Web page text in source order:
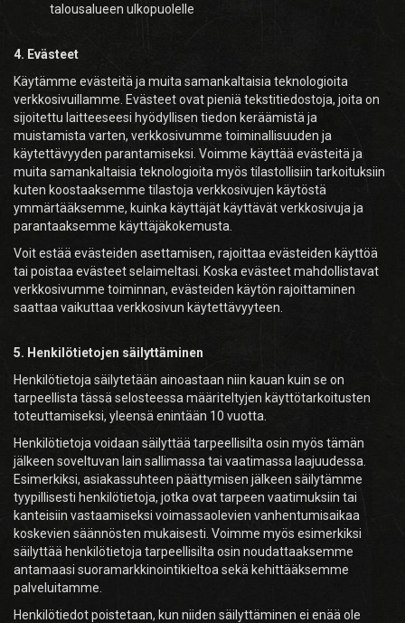
talousalueen ulkopuolelle
4. Evästeet
Käytämme evästeitä ja muita samankaltaisia teknologioita
verkkosivuillamme. Evästeet ovat pieniä tekstitiedostoja, joita on
sijoitettu laitteeseesi hyödyllisen tiedon keräämistä ja
muistamista varten, verkkosivumme toiminallisuuden ja
käytettävyyden parantamiseksi. Voimme käyttää evästeitä ja
muita samankaltaisia teknologioita myös tilastollisiin tarkoituksiin
kuten koostaaksemme tilastoja verkkosivujen käytöstä
ymmärtääksemme, kuinka käyttäjät käyttävät verkkosivuja ja
parantaaksemme käyttäjäkokemusta.
Voit estää evästeiden asettamisen, rajoittaa evästeiden käyttöä
tai poistaa evästeet selaimeltasi. Koska evästeet mahdollistavat
verkkosivumme toiminnan, evästeiden käytön rajoittaminen
saattaa vaikuttaa verkkosivun käytettävyyteen.
5. Henkilötietojen säilyttäminen
Henkilötietoja säilytetään ainoastaan niin kauan kuin se on
tarpeellista tässä selosteessa määriteltyjen käyttötarkoitusten
toteuttamiseksi, yleensä enintään 10 vuotta.
Henkilötietoja voidaan säilyttää tarpeellisilta osin myös tämän
jälkeen soveltuvan lain sallimassa tai vaatimassa laajuudessa.
Esimerkiksi, asiakassuhteen päättymisen jälkeen säilytämme
tyypillisesti henkilötietoja, jotka ovat tarpeen vaatimuksiin tai
kanteisiin vastaamiseksi voimassaolevien vanhentumisaikaa
koskevien säännösten mukaisesti. Voimme myös esimerkiksi
säilyttää henkilötietoja tarpeellisilta osin noudattaaksemme
antamaasi suoramarkkinointikieltoa sekä kehittääksemme
palveluitamme.
Henkilötiedot poistetaan, kun niiden säilyttäminen ei enää ole